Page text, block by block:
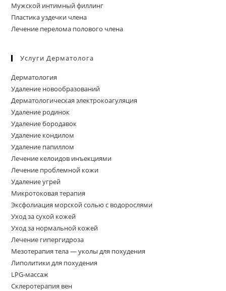
Мужской интимный филлинг
Пластика уздечки члена
Лечение перелома полового члена
Услуги Дерматолога
Дерматология
Удаление новообразований
Дерматологическая электрокоагуляция
Удаление родинок
Удаление бородавок
Удаление кондилом
Удаление папиллом
Лечение келоидов инъекциями
Лечение проблемной кожи
Удаление угрей
Микротоковая терапия
Эксфолиация морской солью с водорослями
Уход за сухой кожей
Уход за нормальной кожей
Лечение гипергидроза
Мезотерапия тела — уколы для похудения
Липолитики для похудения
LPG-массаж
Склеротерапия вен